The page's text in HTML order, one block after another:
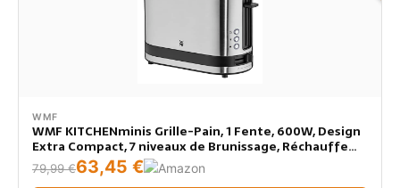
WMF
WMF KITCHENminis Grille-Pain, 1 Fente, 600W, Design
Extra Compact, 7 niveaux de Brunissage, Réchauffe
Viennoiserie, Inox Cromargan Haute Qualité
0414100011
79,99 €63,45 €